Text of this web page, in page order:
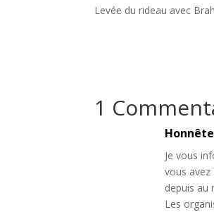
Levée du rideau avec
1
Je vous
vous
depuis au
Les